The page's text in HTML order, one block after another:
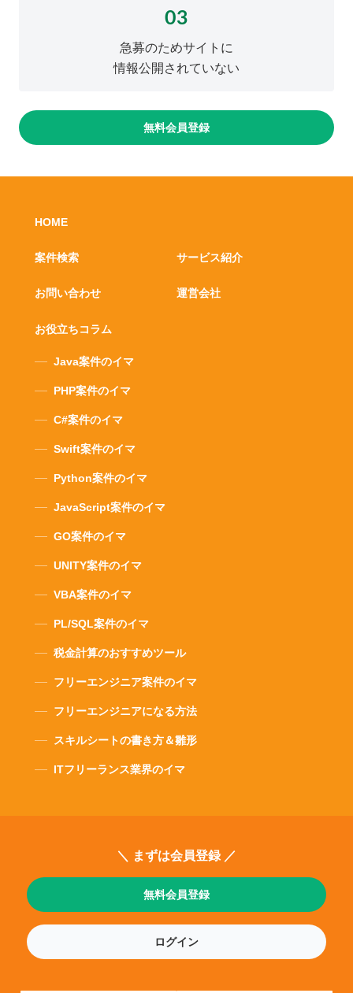
03
急募のためサイトに
情報公開されていない
無料会員登録
HOME
案件検索 サービス紹介
運営会社
お問い合わせ
お役立ちコラム
Java案件のイマ
PHP案件のイマ
C#案件のイマ
Swift案件のイマ
Python案件のイマ
JavaScript案件のイマ
GO案件のイマ
UNITY案件のイマ
VBA案件のイマ
PL/SQL案件のイマ
税金計算のおすすめツール
フリーエンジニア案件のイマ
フリーエンジニアになる方法
スキルシートの書き方＆雛形
ITフリーランス業界のイマ
＼ まずは会員登録 ／
無料会員登録
ログイン